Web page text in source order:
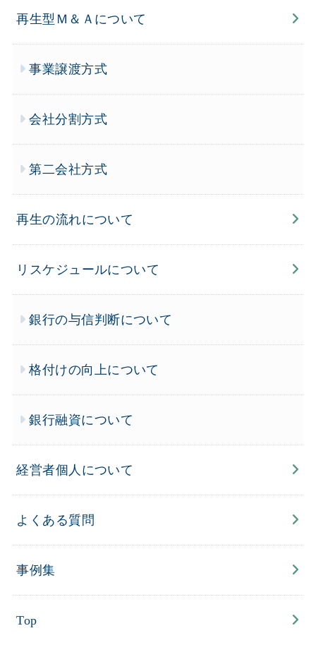
再生型Ｍ＆Ａについて
事業譲渡方式
会社分割方式
第二会社方式
再生の流れについて
リスケジュールについて
銀行の与信判断について
格付けの向上について
銀行融資について
経営者個人について
よくある質問
事例集
Top